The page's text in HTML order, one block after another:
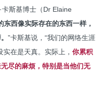
卡斯基博士（Dr Elaine
东西像实际存在的东西一样，
”卡斯基说，“我们的网络生涯
在是天真。实际上， 你累积
尽的麻烦，特别是当他们无